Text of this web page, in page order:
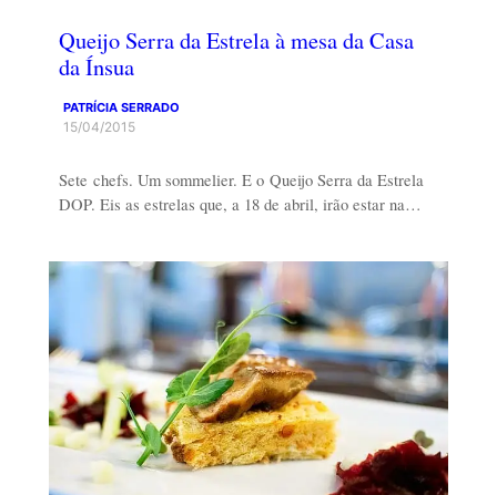
Queijo Serra da Estrela à mesa da Casa
da Ínsua
PATRÍCIA SERRADO
15/04/2015
Sete chefs. Um sommelier. E o Queijo Serra da Estrela
DOP. Eis as estrelas que, a 18 de abril, irão estar na…